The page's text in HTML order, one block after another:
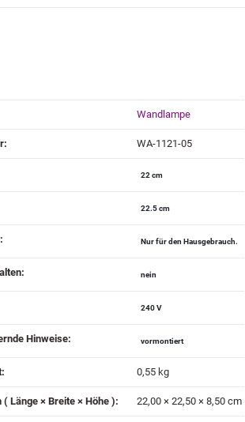
Wandlampe
WA-1121-05
22 cm
22.5 cm
Nur für den Hausgebrauch.
nein
240 V
Hinweise‍: vormontiert
0,55 kg
Länge × Breite × Höhe )‍: 22,00 × 22,50 × 8,50 cm